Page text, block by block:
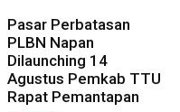
Pasar Perbatasan
PLBN Napan
Dilaunching 14
Agustus Pemkab TTU
Rapat Pemantapan